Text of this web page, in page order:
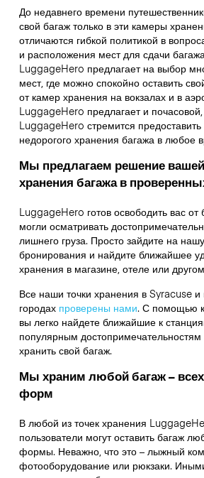
До недавнего времени
свой багаж только в эти камеры
отличаются гибкой политикой в
и расположения мест для сдачи
LuggageHero предлагает на выбор
мест, где можно спокойно оставить
от камер хранения на вокзалах и в
LuggageHero предлагает и
LuggageHero стремится предоставить
недорогого хранения багажа в любое
Мы предлагаем решение
хранения багажа в
LuggageHero готов освободить вас от
могли осматривать
лишнего груза. Просто зайдите на
бронирования и найдите ближайшее
хранения в магазине, отеле или
Все наши точки хранения в Syracuse и
городах проверены нами. С помощью
вы легко найдете ближайшие к
популярным
хранить свой багаж.
Мы храним любой багаж –
форм
В любой из точек хранения
пользователи могут оставить багаж
формы. Неважно, что это – лыжный
фотооборудование или рюкзаки.